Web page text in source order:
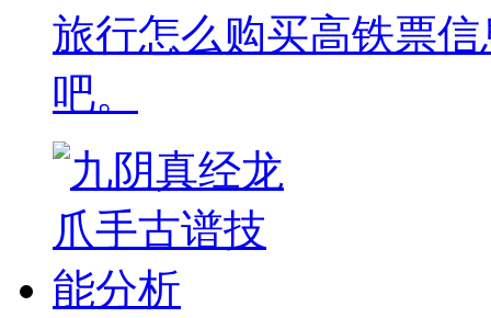
旅行怎么购买高铁票
吧。